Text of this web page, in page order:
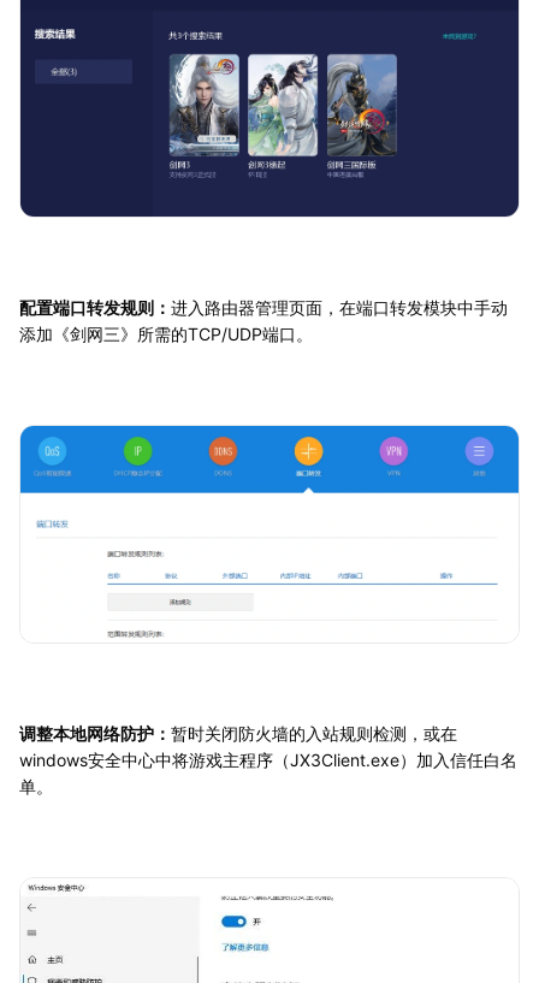
配置端口转发规则： 进入路由器管理页面，在端口转发模块中手动
添加《剑网三》所需的TCP/UDP端口。
调整本地网络防护： 暂时关闭防火墙的入站规则检测，或在
windows安全中心中将游戏主程序（JX3Client.exe）加入信任白名
单。